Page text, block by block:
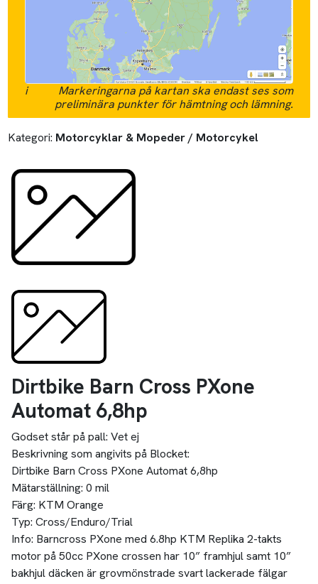
i
Markeringarna på kartan ska endast ses som
preliminära punkter för hämtning och lämning.
Kategori: Motorcyklar & Mopeder / Motorcykel
Dirtbike Barn Cross PXone
Automat 6,8hp
Godset står på pall: Vet ej
Beskrivning som angivits på Blocket:
Dirtbike Barn Cross PXone Automat 6,8hp
Mätarställning: 0 mil
Färg: KTM Orange
Typ: Cross/Enduro/Trial
Info: Barncross PXone med 6.8hp KTM Replika 2-takts
motor på 50cc PXone crossen har 10” framhjul samt 10”
bakhjul däcken är grovmönstrade svart lackerade fälgar